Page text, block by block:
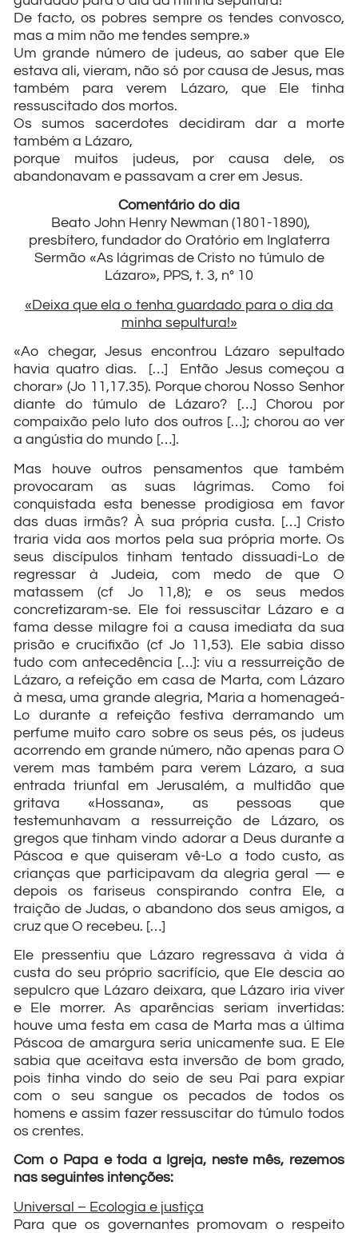
De facto, os pobres sempre os tendes convosco,
mas a mim não me tendes sempre.»
Um grande número de judeus, ao saber que Ele
estava ali, vieram, não só por causa de Jesus, mas
também para verem Lázaro, que Ele tinha
ressuscitado dos mortos.
Os sumos sacerdotes decidiram dar a morte
também a Lázaro,
porque muitos judeus, por causa dele, os
abandonavam e passavam a crer em Jesus.
Comentário do dia
Beato John Henry Newman (1801-1890),
presbítero, fundador do Oratório em Inglaterra
Sermão «As lágrimas de Cristo no túmulo de
Lázaro», PPS, t. 3, n° 10
«Deixa que ela o tenha guardado para o dia da
minha sepultura!»
«Ao chegar, Jesus encontrou Lázaro sepultado
havia quatro dias. […] Então Jesus começou a
chorar» (Jo 11,17.35). Porque chorou Nosso Senhor
diante do túmulo de Lázaro? […] Chorou por
compaixão pelo luto dos outros […]; chorou ao ver
a angústia do mundo […].
Mas houve outros pensamentos que também
provocaram as suas lágrimas. Como foi
conquistada esta benesse prodigiosa em favor
das duas irmãs? À sua própria custa. […] Cristo
traria vida aos mortos pela sua própria morte. Os
seus discípulos tinham tentado dissuadi-Lo de
regressar à Judeia, com medo de que O
matassem (cf Jo 11,8); e os seus medos
concretizaram-se. Ele foi ressuscitar Lázaro e a
fama desse milagre foi a causa imediata da sua
prisão e crucifixão (cf Jo 11,53). Ele sabia disso
tudo com antecedência […]: viu a ressurreição de
Lázaro, a refeição em casa de Marta, com Lázaro
à mesa, uma grande alegria, Maria a homenageá-
Lo durante a refeição festiva derramando um
perfume muito caro sobre os seus pés, os judeus
acorrendo em grande número, não apenas para O
verem mas também para verem Lázaro, a sua
entrada triunfal em Jerusalém, a multidão que
gritava «Hossana», as pessoas que
testemunhavam a ressurreição de Lázaro, os
gregos que tinham vindo adorar a Deus durante a
Páscoa e que quiseram vê-Lo a todo custo, as
crianças que participavam da alegria geral — e
depois os fariseus conspirando contra Ele, a
traição de Judas, o abandono dos seus amigos, a
cruz que O recebeu. […]
Ele pressentiu que Lázaro regressava à vida à
custa do seu próprio sacrifício, que Ele descia ao
sepulcro que Lázaro deixara, que Lázaro iria viver
e Ele morrer. As aparências seriam invertidas:
houve uma festa em casa de Marta mas a última
Páscoa de amargura seria unicamente sua. E Ele
sabia que aceitava esta inversão de bom grado,
pois tinha vindo do seio de seu Pai para expiar
com o seu sangue os pecados de todos os
homens e assim fazer ressuscitar do túmulo todos
os crentes.
Com o Papa e toda a Igreja, neste mês, rezemos
nas seguintes intenções:
Universal – Ecologia e justiça
Para que os governantes promovam o respeito